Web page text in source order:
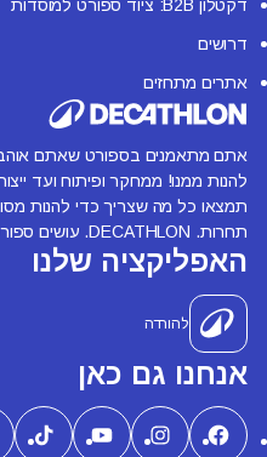
דקטלון B2B: ציוד ספורט למוסדות
דרושים
אתרים מתחזים
אתם מתאמנים בספורט שאתם
להנות ממנו! ממחקר ופיתוח ועד
תמצאו כל מה שצריך כדי להנות
תחרות. DECATHLON. עושים ספורט יחד!
האפליקציה שלנו
להורדה
אנחנו גם כאן